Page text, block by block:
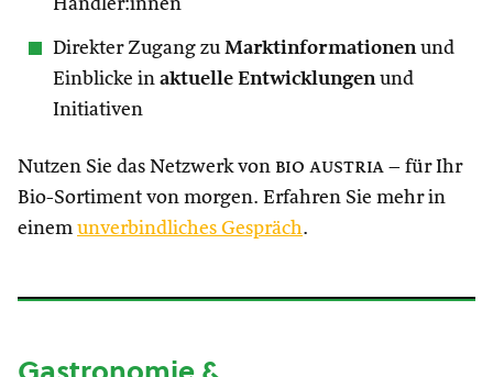
Händler:innen
Direkter Zugang zuMarktinformationenund
Einblicke in aktuelle Entwicklungenund
Initiativen
Nutzen Sie das Netzwerk von bio austria – für Ihr
Bio-Sortiment von morgen. Erfahren Sie mehr in
einem unverbindliches Gespräch.